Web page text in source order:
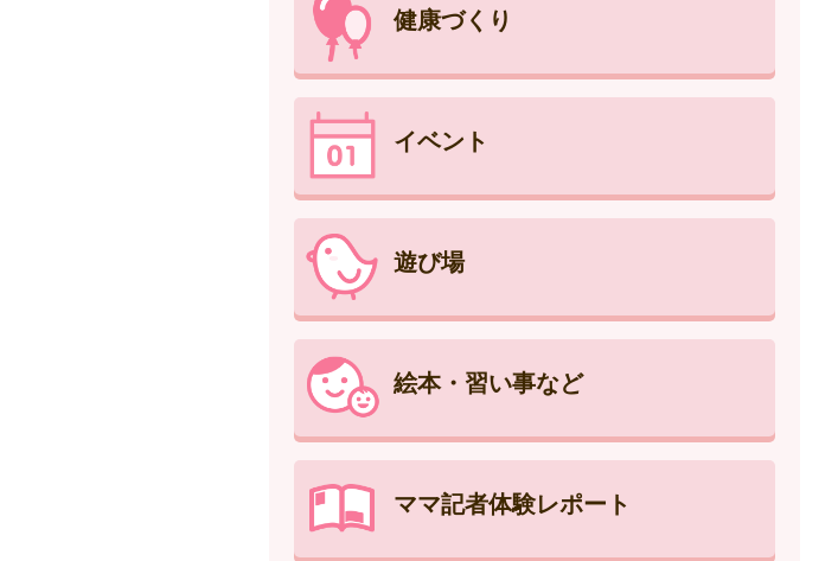
健康づくり
イベント
遊び場
絵本・習い事など
ママ記者体験レポート